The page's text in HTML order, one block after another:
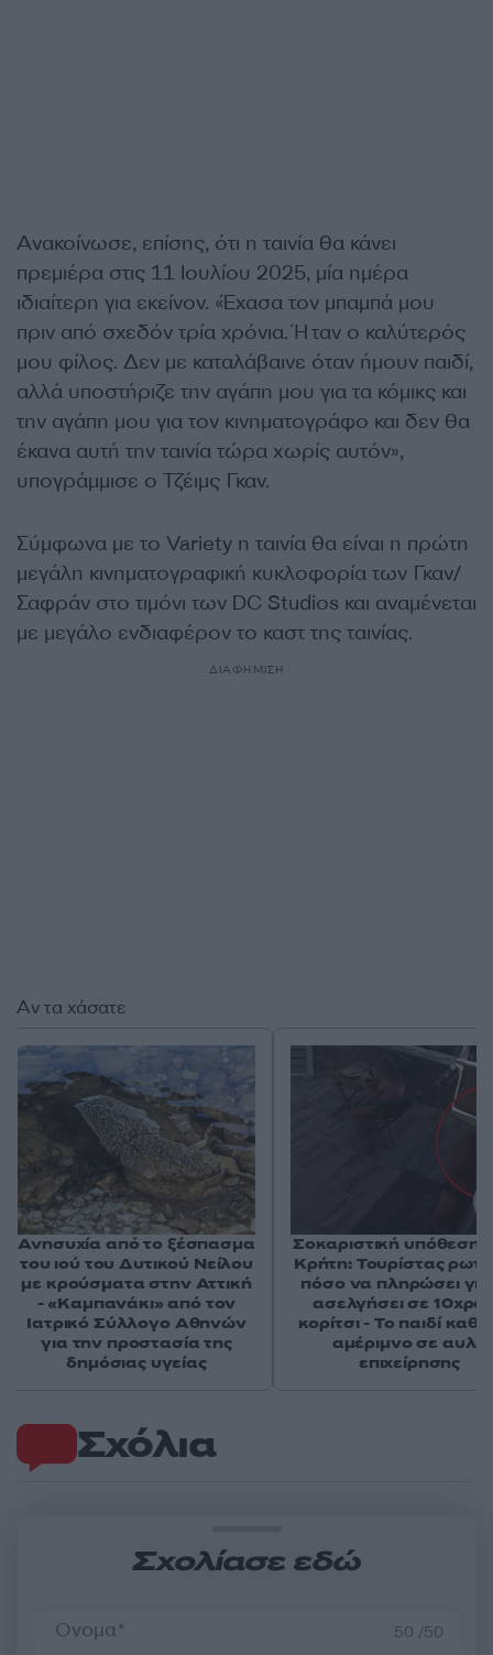
Ανακοίνωσε, επίσης, ότι η ταινία θα κάνει
πρεμιέρα στις 11 Ιουλίου 2025, μία ημέρα
ιδιαίτερη για εκείνον. «Έχασα τον μπαμπά μου
πριν από σχεδόν τρία χρόνια. Ήταν ο καλύτερός
μου φίλος. Δεν με καταλάβαινε όταν ήμουν παιδί,
αλλά υποστήριζε την αγάπη μου για τα κόμικς και
την αγάπη μου για τον κινηματογράφο και δεν θα
έκανα αυτή την ταινία τώρα χωρίς αυτόν»,
υπογράμμισε ο Τζέιμς Γκαν.
Σύμφωνα με το Variety η ταινία θα είναι η πρώτη
μεγάλη κινηματογραφική κυκλοφορία των Γκαν/
Σαφράν στο τιμόνι των DC Studios και αναμένεται
με μεγάλο ενδιαφέρον το καστ της ταινίας.
ΔΙΑΦΗΜΙΣΗ
Σχόλια
Σχολίασε εδώ
50 /50
Αν τα χάσατε
Ανησυχία από το ξέσπασμα
του ιού του Δυτικού Νείλου
με κρούσματα στην Αττική
- «Καμπανάκι» από τον
Ιατρικό Σύλλογο Αθηνών
για την προστασία της
δημόσιας υγείας
Σοκαριστική υπόθεση
Κρήτη: Τουρίστας
πόσο να πληρώσει
ασελγήσει σε
κορίτσι - Το παιδί
αμέριμνο σε αυλή
επιχείρησης